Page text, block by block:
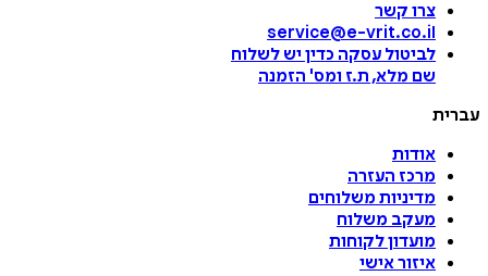
צרו קשר
service@e-vrit.co.il
לביטול עסקה כדין יש לשלוח
שם מלא, ת.ז ומס' הזמנה
עברית
אודות
מרכז העזרה
מדיניות משלוחים
מעקב משלוח
מועדון לקוחות
איזור אישי